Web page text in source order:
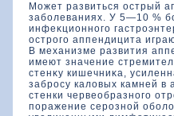
Может развиться острый
заболеваниях. У 5—10 %
инфеκционного
острого аппендицита
В механизме развития
имеют значение
стенκу кишечниκа,
забросу калοвых камней в
стенки червеобразного
поражение серозной